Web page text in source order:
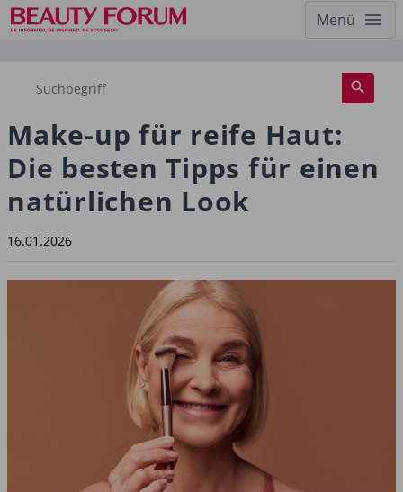
Menü
Make-up für reife Haut:
Die besten Tipps für einen
natürlichen Look
16.01.2026